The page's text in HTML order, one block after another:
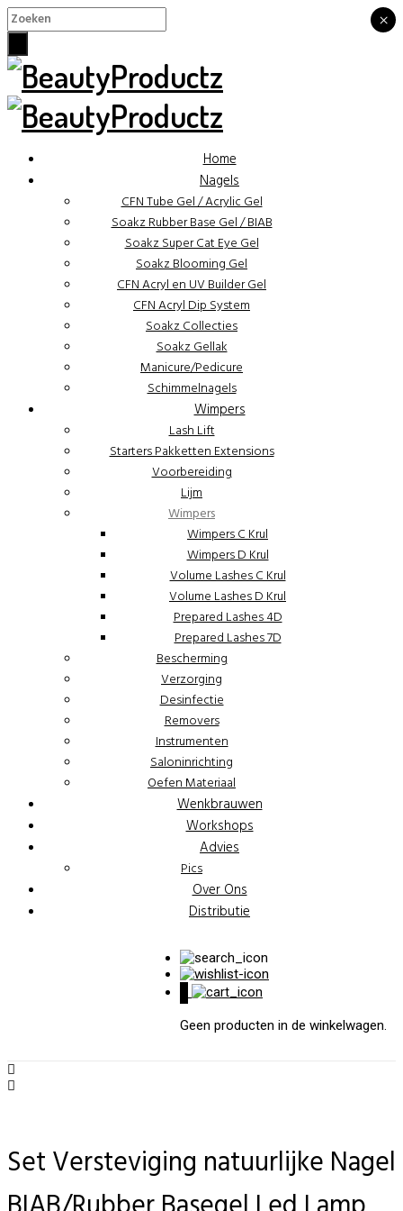
Home
Nagels
CFN Tube Gel / Acrylic Gel
Soakz Rubber Base Gel / BIAB
Soakz Super Cat Eye Gel
Soakz Blooming Gel
CFN Acryl en UV Builder Gel
CFN Acryl Dip System
Soakz Collecties
Soakz Gellak
Manicure/Pedicure
Schimmelnagels
Wimpers
Lash Lift
Starters Pakketten Extensions
Voorbereiding
Lijm
Wimpers
Wimpers C Krul
Wimpers D Krul
Volume Lashes C Krul
Volume Lashes D Krul
Prepared Lashes 4D
Prepared Lashes 7D
Bescherming
Verzorging
Desinfectie
Removers
Instrumenten
Saloninrichting
Oefen Materiaal
Wenkbrauwen
Workshops
Advies
Pics
Over Ons
Distributie
Geen producten in de winkelwagen.
Set Versteviging natuurlijke Nagel
×